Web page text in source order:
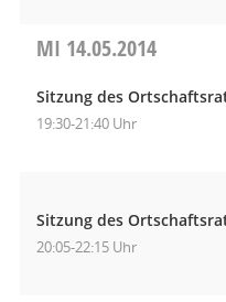
MI 14.05.2014
Sitzung des
19:30-21:40 Uhr
Sitzung des
20:05-22:15 Uhr